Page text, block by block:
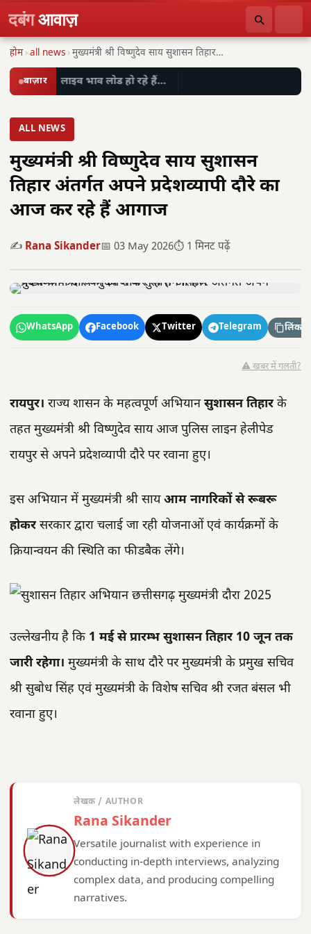
दबंगआवाज़
होम ›all news › मुख्यमंत्री श्री विष्णुदेव साय सुशासन तिहार अंतर्गत अपने…
बाज़ार लाइव भाव लोड हो रहे हैं…
ALL NEWS
मुख्यमंत्री श्री विष्णुदेव साय सुशासन
तिहार अंतर्गत अपने प्रदेशव्यापी दौरे का
आज कर रहे हैं आगाज
✍️ Rana Sikander📅 03 May 2026⏱️ 1 मिनट पढ़ें
WhatsApp Facebook Twitter Telegram लिंक
⚠️ खबर में गलती?
रायपुर। राज्य शासन के महत्वपूर्ण अभियानसुशासन तिहारके
तहत मुख्यमंत्री श्री विष्णुदेव साय आज पुलिस लाइन हेलीपेड
रायपुर से अपने प्रदेशव्यापी दौरे पर रवाना हुए।
इस अभियान में मुख्यमंत्री श्री सायआम नागरिकों से रूबरू
होकरसरकार द्वारा चलाई जा रही योजनाओं एवं कार्यक्रमों के
क्रियान्वयन की स्थिति का फीडबैक लेंगे।
उल्लेखनीय है कि 1 मई से प्रारम्भ सुशासन तिहार 10 जून तक
जारी रहेगा। मुख्यमंत्री के साथ दौरे पर मुख्यमंत्री के प्रमुख सचिव
श्री सुबोध सिंह एवं मुख्यमंत्री के विशेष सचिव श्री रजत बंसल भी
रवाना हुए।
लेखक / AUTHOR
Rana Sikander
Versatile journalist with experience in
conducting in-depth interviews, analyzing
complex data, and producing compelling
narratives.